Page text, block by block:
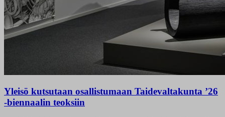
Yleisö kutsutaan osallistumaan Taidevaltakunta ’26
-biennaalin teoksiin